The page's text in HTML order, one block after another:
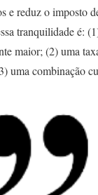
e reduz o imposto
tranquilidade é:
maior; (2) uma
uma combinação